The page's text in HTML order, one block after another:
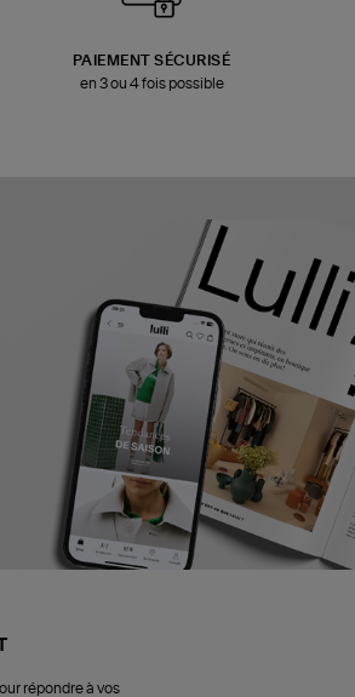
PAIEMENT SÉCURISÉ
en 3 ou 4 fois possible
répondre à vos